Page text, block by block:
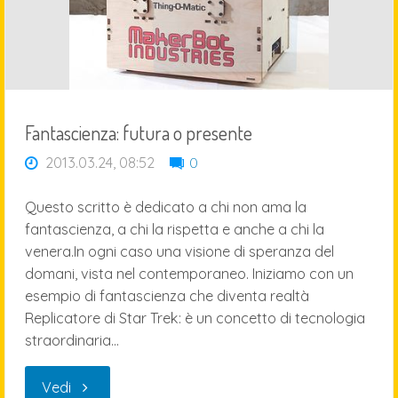
Fantascienza: futura o presente
2013.03.24, 08:52 0
Questo scritto è dedicato a chi non ama la
fantascienza, a chi la rispetta e anche a chi la
venera.In ogni caso una visione di speranza del
domani, vista nel contemporaneo. Iniziamo con un
esempio di fantascienza che diventa realtà
Replicatore di Star Trek: è un concetto di tecnologia
straordinaria…
Vedi "Fantascienza: